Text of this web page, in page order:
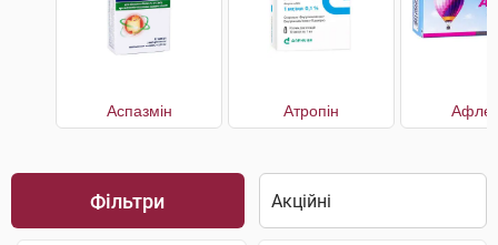
Аспазмін Атропін
Фільтри